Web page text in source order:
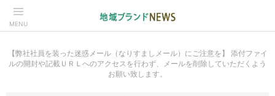
MENU
【弊社社員を装った迷惑メール（なりすましメール）にご注意を】 添付ファイ
ルの開封や記載ＵＲＬへのアクセスを行わず、メールを削除していただくよう
お願い致します。